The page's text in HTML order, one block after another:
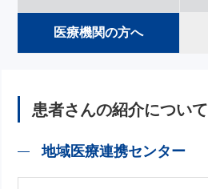
医療機関の方へ
患者さんの紹介について
地域医療連携センター